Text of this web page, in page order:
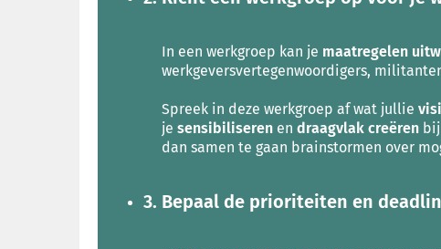
In een werkgroep kan je maatregelen
werkgeversvertegenwoordigers,
Spreek in deze werkgroep af wat jullie
je sensibiliseren en draagvlak creëren
dan samen te gaan brainstormen over
3. Bepaal de prioriteiten en